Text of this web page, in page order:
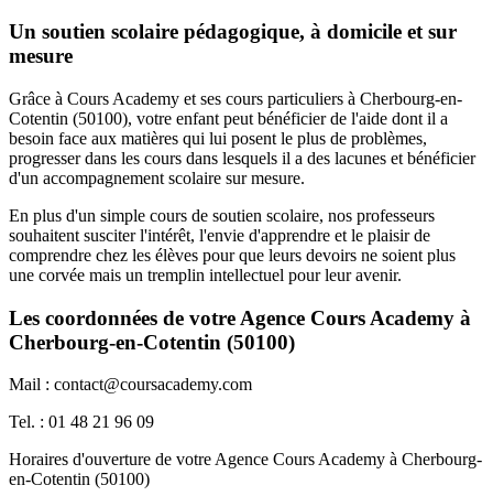
Un soutien scolaire pédagogique, à domicile et sur
mesure
Grâce à Cours Academy et ses cours particuliers à Cherbourg-en-
Cotentin (50100), votre enfant peut bénéficier de l'aide dont il a
besoin face aux matières qui lui posent le plus de problèmes,
progresser dans les cours dans lesquels il a des lacunes et bénéficier
d'un accompagnement scolaire sur mesure.
En plus d'un simple cours de soutien scolaire, nos professeurs
souhaitent susciter l'intérêt, l'envie d'apprendre et le plaisir de
comprendre chez les élèves pour que leurs devoirs ne soient plus
une corvée mais un tremplin intellectuel pour leur avenir.
Les coordonnées de votre Agence Cours Academy à
Cherbourg-en-Cotentin (50100)
Mail : contact@coursacademy.com
Tel. : 01 48 21 96 09
Horaires d'ouverture de votre Agence Cours Academy à Cherbourg-
en-Cotentin (50100)